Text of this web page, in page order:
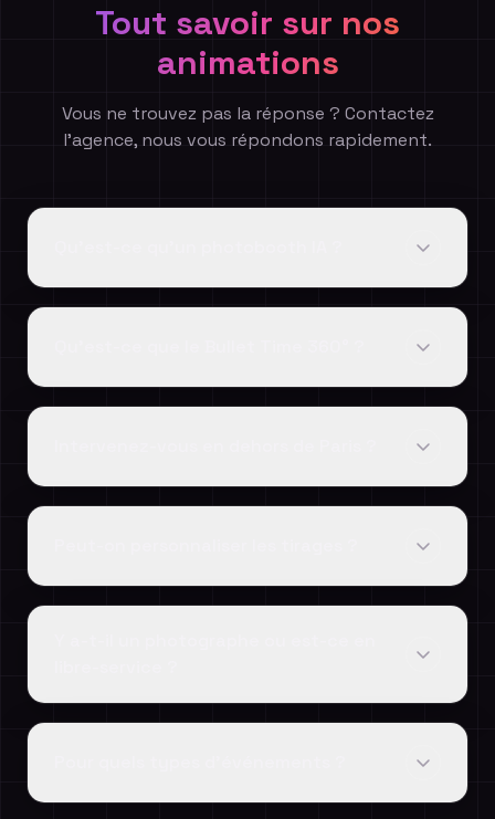
Tout savoir sur nos
animations
Vous ne trouvez pas la réponse ? Contactez
l'agence, nous vous répondons rapidement.